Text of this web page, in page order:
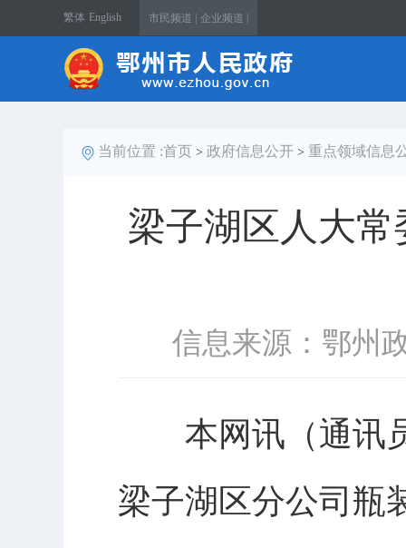
繁体 English 市民频道 | 企业频道 |
当前位置 :首页 > 政府信息公开 > 重点领域信息
梁子湖区人大
信息来源：鄂州
本网讯（通讯员
梁子湖区分公司瓶